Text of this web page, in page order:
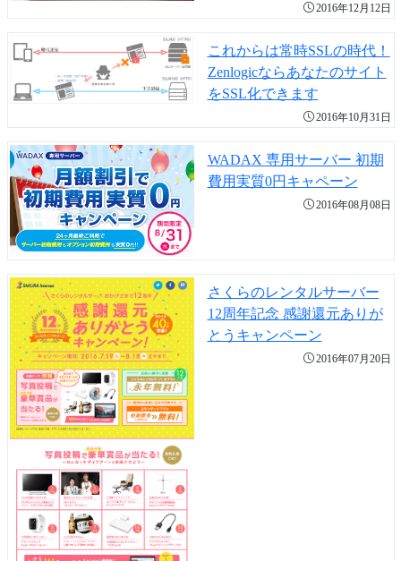
2016年12月12日
これからは常時SSLの時代！
Zenlogicならあなたのサイト
をSSL化できます
2016年10月31日
WADAX 専用サーバー 初期
費用実質0円キャペーン
2016年08月08日
さくらのレンタルサーバー
12周年記念 感謝還元ありが
とうキャンペーン
2016年07月20日